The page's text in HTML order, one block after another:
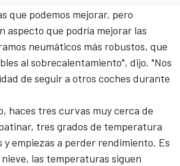
que podemos mejorar, pero
aspecto que podría mejorar las
neumáticos más robustos, que
al sobrecalentamiento", dijo. "Nos
de seguir a otros coches durante
haces tres curvas muy cerca de
tres grados de temperatura
y empiezas a perder rendimiento. Es
las temperaturas siguen